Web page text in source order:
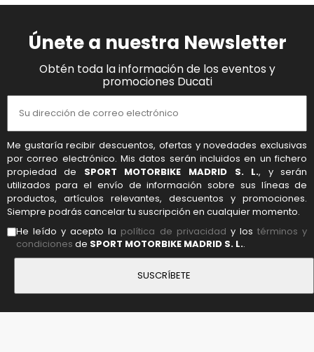
Únete a nuestra Newsletter
Obtén toda la información de los eventos y
promociones Ducati
Me gustaría recibir descuentos, ofertas y novedades exclusivas
por correo electrónico. Mis datos serán incluidos en un fichero
propiedad de SPORT MOTORBIKE MADRID S. L., y serán
utilizados para el envío de información sobre sus líneas de
productos, artículos relevantes, descuentos y promociones.
Siempre podrás cancelar tu suscripción en cualquier momento.
He leído y acepto la política de privacidad y lostérminos y
condiciones de SPORT MOTORBIKE MADRID S. L..